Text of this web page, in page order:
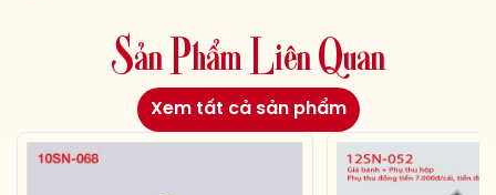
Sản Phẩm Liên Quan
Xem tất cả sản phẩm